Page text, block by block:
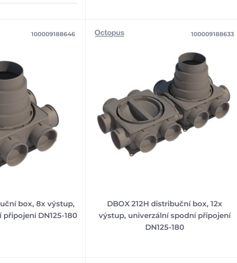
box, 8x výstup,
DN125-180
100009188646
DBOX 212H distribuční box, 12x
výstup, univerzální spodní připojení
DN125-180
100009188633